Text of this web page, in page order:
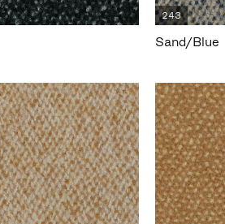
243
Sand/Blue